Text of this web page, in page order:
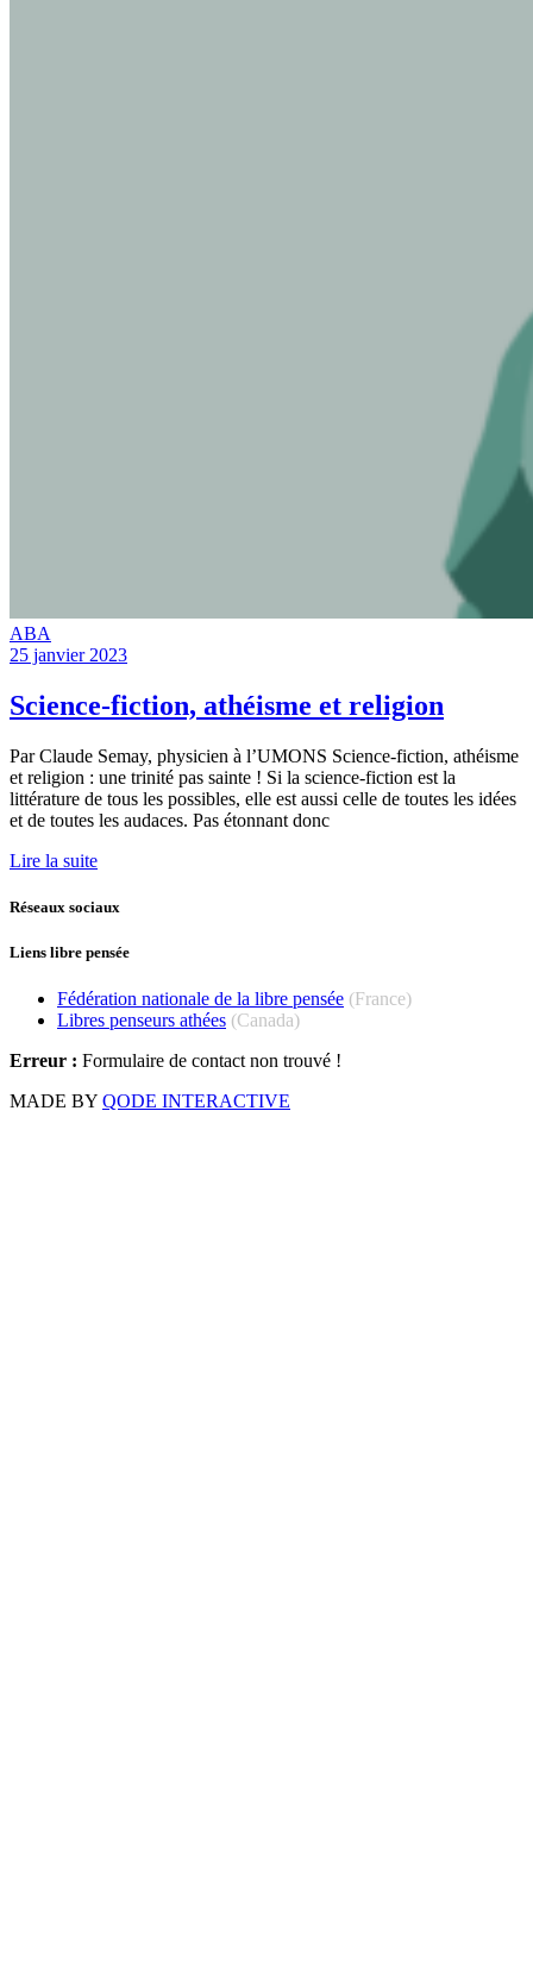
ABA
25 janvier 2023
Science-fiction, athéisme et religion
Par Claude Semay, physicien à l’UMONS Science-fiction, athéisme
et religion : une trinité pas sainte ! Si la science-fiction est la
littérature de tous les possibles, elle est aussi celle de toutes les idées
et de toutes les audaces. Pas étonnant donc
Lire la suite
Réseaux sociaux
Liens libre pensée
Fédération nationale de la libre pensée (France)
Libres penseurs athées (Canada)
Erreur : Formulaire de contact non trouvé !
MADE BY QODE INTERACTIVE